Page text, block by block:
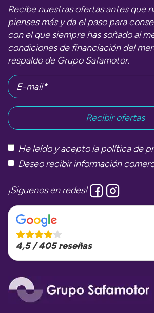
Recibe nuestras ofertas antes que
pienses más y da el paso para
con el que siempre has soñado al
condiciones de financiación del
respaldo de Grupo Safamotor.
E-mail*
He leído y acepto lapolítica de
Deseo recibir información
¡Siguenos en redes!
4,5 / 405 reseñas